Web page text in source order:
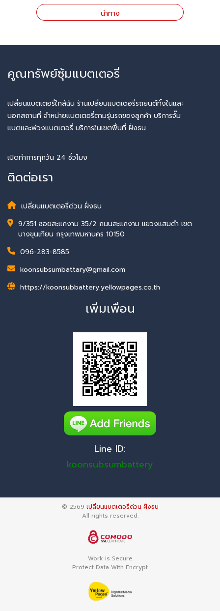
นำทาง
คูณทรัพย์ซุ้มแบตเตอรี่
เปลี่ยนแบตเตอรี่ใกล้ฉัน ร้านเปลี่ยนแบตเตอรี่รถยนต์ทั้งในและ
นอกสถานที่ จำหน่ายแบตเตอรี่ตามรุ่นรถของลูกค้า บริการจั๊ม
แบตและพ่วงแบตเตอรี่ บริการในเขตพื้นที่ ฝั่งธน
เปิดทำการทุกวัน 24 ชั่วโมง
ติดต่อเรา
เปลี่ยนแบตเตอรี่ด่วน ฝั่งธน
9/351 ซอยสะแกงาม 35/2 ถนนสะแกงาม แขวงแสมดำ เขต
บางขุนเทียน กรุงเทพมหานคร 10150
096-283-8585
koonsubsumbattary@gmail.com
https://koonsubbattery.yellowpages.co.th
เพิ่มเพื่อน
Line ID:
koonsubsumbattery
© 2569 เปลี่ยนแบตเตอรี่ด่วน ฝั่งธน
All rights reserved.
Work is Secure
Protect Data With Encrypt